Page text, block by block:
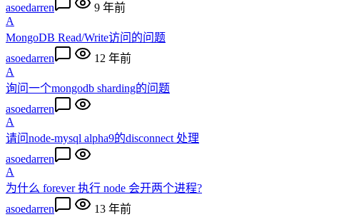
asoedarren
9 年前
A
MongoDB Read/Write访问的问题
asoedarren
12 年前
A
询问一个mongodb sharding的问题
asoedarren
A
请问node-mysql alpha9的disconnect 处理
asoedarren
A
为什么 forever 执行 node 会开两个进程?
asoedarren
13 年前